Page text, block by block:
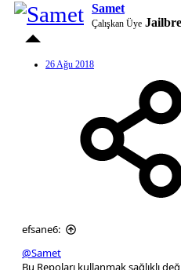
Samet
Çalışkan Üye
26 Ağu 2018
efsane6:
@Samet
Bu Repoları kullanmak sağlıklı